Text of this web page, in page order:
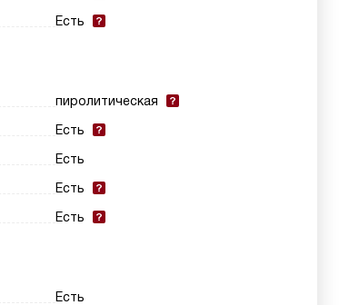
Есть
пиролитическая
Есть
Есть
Есть
Есть
Есть